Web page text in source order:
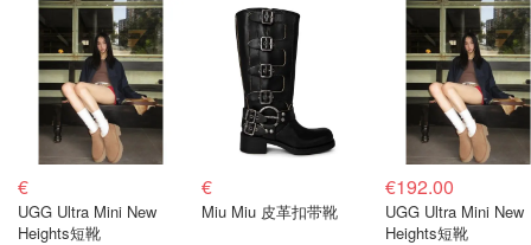
€
UGG Ultra Mini New
Heights短靴
€
Miu Miu 皮革扣带靴
€192.00
UGG Ultra Mini New
Heights短靴